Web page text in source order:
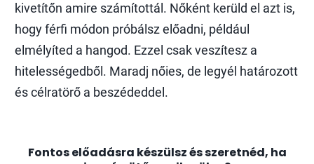
kivetítőn amire számítottál. Nőként kerüld el azt is,
hogy férfi módon próbálsz előadni, például
elmélyíted a hangod. Ezzel csak veszítesz a
hitelességedből. Maradj nőies, de legyél határozott
és célratörő a beszédeddel.
Fontos előadásra készülsz és szeretnéd, ha